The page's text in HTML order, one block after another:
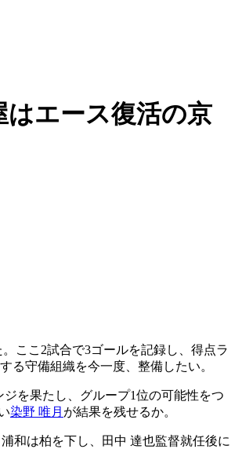
エース復活の京
ここ2試合で3ゴールを記録し、得点ラ
る守備組織を今一度、整備したい。
を果たし、グループ1位の可能性をつ
染野 唯月 が結果を残せるか。
和は柏を下し、田中 達也監督就任後に